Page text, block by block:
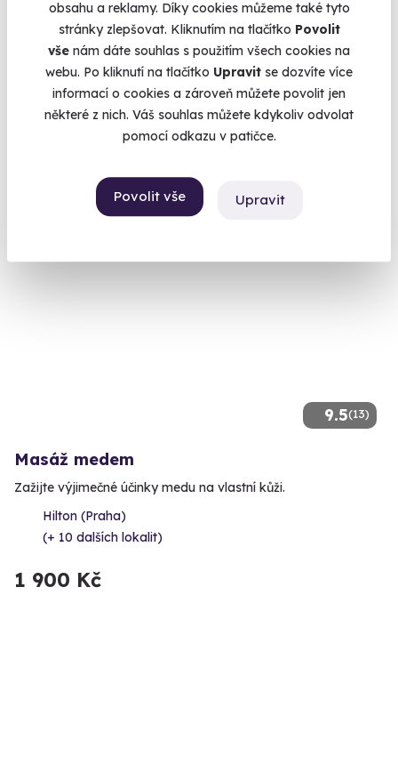
obsahu a reklamy. Díky cookies můžeme také tyto
stránky zlepšovat. Kliknutím na tlačítko Povolit
vše nám dáte souhlas s použitím všech cookies na
webu. Po kliknutí na tlačítko Upravit se dozvíte více
informací o cookies a zároveň můžete povolit jen
některé z nich. Váš souhlas můžete kdykoliv odvolat
pomocí odkazu v patičce.
Povolit vše Upravit
9.4
Kokosový sen
Zažijte sílu pravého kokosového oleje na celém těle.
(+ 10 dalších lokalit)
3 290 Kč
9.5(13)
Masáž medem
Zažijte výjimečné účinky medu na vlastní kůži.
Hilton (Praha)
(+ 10 dalších lokalit)
1 900 Kč